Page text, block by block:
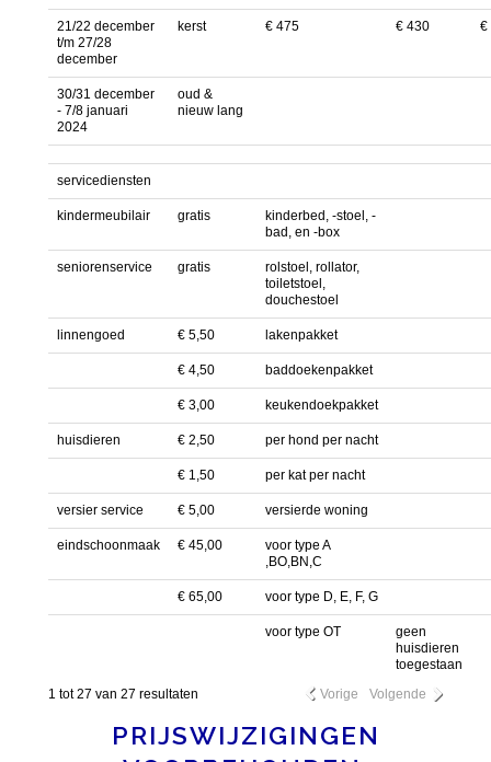
21/22 december
t/m 27/28
december
kerst € 475 € 430 €
30/31 december
- 7/8 januari
2024
oud &
nieuw lang
servicediensten
kindermeubilair gratis
kinderbed, -stoel, -
bad, en -box
seniorenservice gratis
rolstoel, rollator,
toiletstoel,
douchestoel
linnengoed € 5,50 lakenpakket
€ 4,50 baddoekenpakket
€ 3,00 keukendoekpakket
huisdieren € 2,50 per hond per nacht
€ 1,50 per kat per nacht
versier service € 5,00 versierde woning
eindschoonmaak € 45,00
voor type A
,BO,BN,C
€ 65,00 voor type D, E, F, G
voor type OT
geen
huisdieren
toegestaan
1 tot 27 van 27 resultaten
Vorige Volgende
PRIJSWIJZIGINGEN